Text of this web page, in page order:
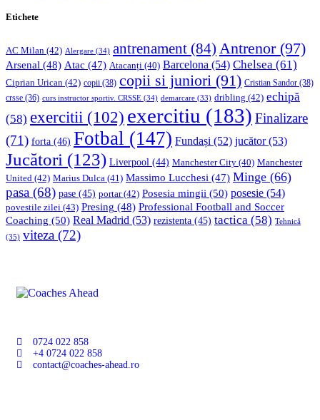
Etichete
AC Milan (42) Alergare (34) antrenament (84) Antrenor(97)
Arsenal (48) Atac (47) Atacanți (40) Barcelona (54) Chelsea (61)
Ciprian Urican (42) copii (38) copii si juniori (91) Cristian Sandor (38)
crsse (36) curs instructor sportiv. CRSSE (34) demarcare (33) dribling (42) echipă
(58) exercitii (102) exercitiu (183) Finalizare
(71) forta (46) Fotbal (147) Fundași (52) jucător(53)
Jucători (123) Liverpool (44) Manchester City (40) Manchester
United (42) Marius Dulca (41) Massimo Lucchesi (47) Minge (66)
pasa (68) pase (45) portar(42) Posesia mingii (50) posesie (54)
povestile zilei (43) Presing (48) Professional Football and Soccer
Coaching (50) Real Madrid (53) rezistenta (45) tactica (58) Tehnică
(35) viteza (72)
0724 022 858
+4 0724 022 858
contact@coaches-ahead.ro